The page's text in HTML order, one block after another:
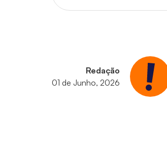
Redação
01 de Junho, 2026